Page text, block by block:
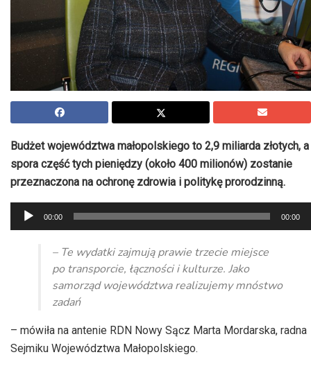
Budżet województwa małopolskiego to 2,9 miliarda złotych, a
spora część tych pieniędzy (około 400 milionów) zostanie
przeznaczona na ochronę zdrowia i politykę prorodzinną.
Odtwarzacz
plików
dźwiękowych
00:00 00:00
– Te wydatki zajmują prawie trzecie miejsce
po transporcie, łączności i kulturze. Jako
samorząd województwa realizujemy mnóstwo
zadań
– mówiła na antenie RDN Nowy Sącz Marta Mordarska, radna
Sejmiku Województwa Małopolskiego.